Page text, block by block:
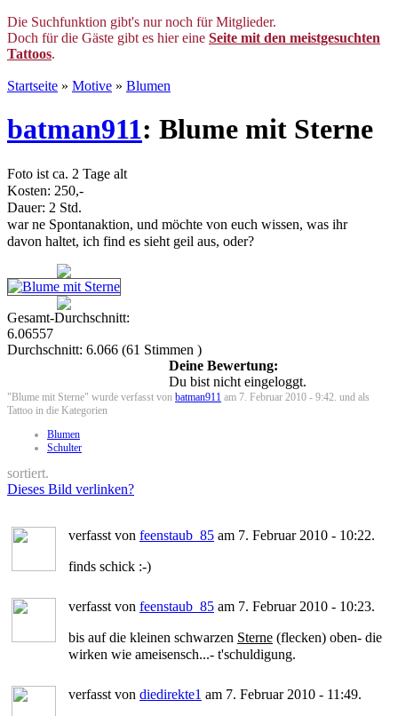
Die Suchfunktion gibt's nur noch für Mitglieder.
Doch für die Gäste gibt es hier eine Seite mit den meistgesuchten
Tattoos.
Startseite » Motive » Blumen
batman911: Blume mit Sterne
Foto ist ca. 2 Tage alt
Kosten: 250,-
Dauer: 2 Std.
war ne Spontanaktion, und möchte von euch wissen, was ihr
davon haltet, ich find es sieht geil aus, oder?
Gesamt-Durchschnitt:
6.06557
Durchschnitt: 6.066 (61 Stimmen )
Deine Bewertung:
Du bist nicht eingeloggt.
"Blume mit Sterne" wurde verfasst von batman911 am 7. Februar 2010 - 9:42. und als
Tattoo in die Kategorien
Blumen
Schulter
sortiert.
Dieses Bild verlinken?
verfasst von feenstaub_85 am 7. Februar 2010 - 10:22.
finds schick :-)
verfasst von feenstaub_85 am 7. Februar 2010 - 10:23.
bis auf die kleinen schwarzen Sterne (flecken) oben- die
wirken wie ameisensch...- t'schuldigung.
verfasst von diedirekte1 am 7. Februar 2010 - 11:49.